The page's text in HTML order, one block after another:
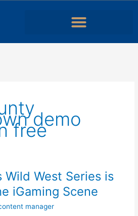
demo
free
Wild West Series is
iGaming Scene
manager